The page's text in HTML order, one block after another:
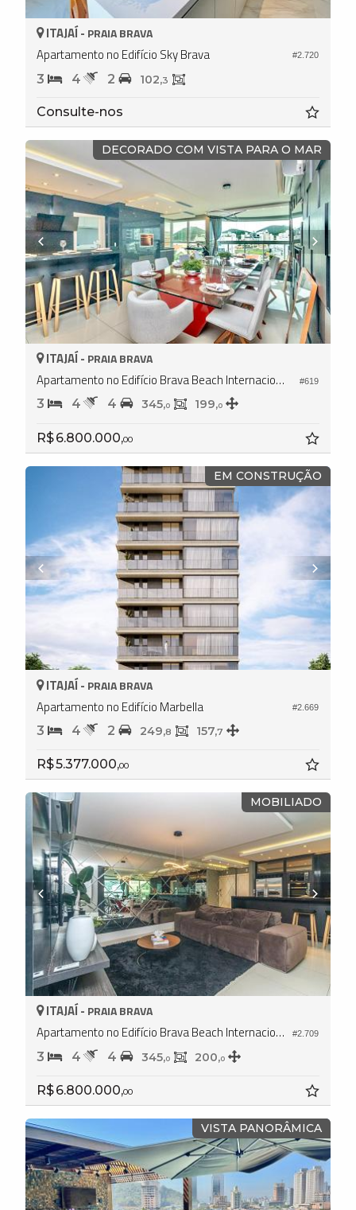
#2.720
ITAJAÍ - PRAIA BRAVA
Apartamento no Edifício Sky Brava
3 4 2 102,3
Consulte-nos
DECORADO COM VISTA PARA O MAR
#619
ITAJAÍ - PRAIA BRAVA
Apartamento no Edifício Brava Beach Internacional - Reserva Corais
3 4 4 345,0 199,0
R$ 6.800.000,00
EM CONSTRUÇÃO
#2.669
ITAJAÍ - PRAIA BRAVA
Apartamento no Edifício Marbella
3 4 2 249,8 157,7
R$ 5.377.000,00
MOBILIADO
#2.709
ITAJAÍ - PRAIA BRAVA
Apartamento no Edifício Brava Beach Internacional
3 4 4 345,0 200,0
R$ 6.800.000,00
VISTA PANORÂMICA